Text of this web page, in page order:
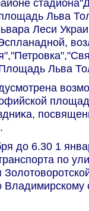
Льва
Леси
Льва
по